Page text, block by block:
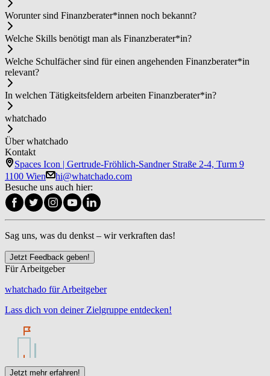
Worunter sind Fi­nanz­be­ra­ter*in­nen noch bekannt?
Welche Skills benötigt man als Fi­nanz­be­ra­ter*in?
Welche Schulfächer sind für einen angehenden Fi­nanz­be­ra­ter*in
relevant?
In welchen Tätigkeitsfeldern arbeiten Fi­nanz­be­ra­ter*in?
whatchado
Über whatchado
Kontakt
Spaces Icon | Gertrude-Fröhlich-Sandner Straße 2-4, Turm 9
1100 Wien
hi@whatchado.com
Besuche uns auch hier:
Sag uns, was du denkst – wir verkraften das!
Jetzt Feedback geben!
Für Arbeitgeber
whatchado für Arbeitgeber
Lass dich von deiner Zielgruppe entdecken!
Jetzt mehr erfahren!